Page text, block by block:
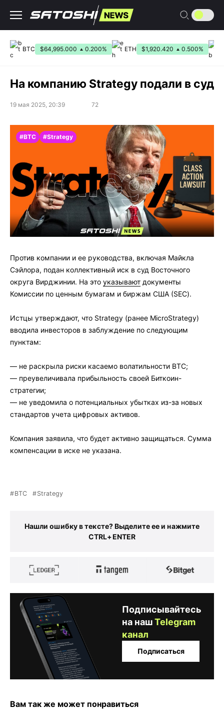
содержанию
BTC $64,995.000 0.200% ETH $1,920.420 0.500%
На компанию Strategy подали в суд
19 мая 2025, 20:39 72
#BTC #Strategy
Против компании и ее руководства, включая Майкла
Сэйлора, подан коллективный иск в суд Восточного
округа Вирджинии. На это указывают документы
Комиссии по ценным бумагам и биржам США (SEC).
Истцы утверждают, что Strategy (ранее MicroStrategy)
вводила инвесторов в заблуждение по следующим
пунктам:
— не раскрыла риски касаемо волатильности BTC;
— преувеличивала прибыльность своей Биткоин-
стратегии;
— не уведомила о потенциальных убытках из-за новых
стандартов учета цифровых активов.
Компания заявила, что будет активно защищаться. Сумма
компенсации в иске не указана.
BTC Strategy
Нашли ошибку в тексте? Выделите ее и нажмите
CTRL+ENTER
Подписывайтесь
на нашTelegram
канал
Подписаться
Вам так же может понравиться